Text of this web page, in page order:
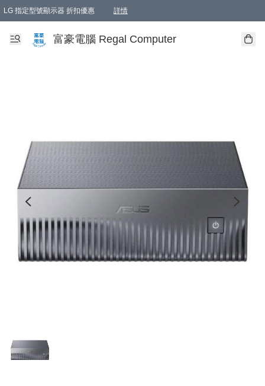
LG 指定型號顯示器 折扣優惠 詳情
富豪電腦 Regal Computer